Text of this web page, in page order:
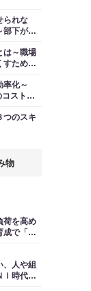
られな
部下が負
は～職場
すために
率化～
ストを
つのスキ
物
荷を高め
成で「効
、人や組
Ｉ時代に